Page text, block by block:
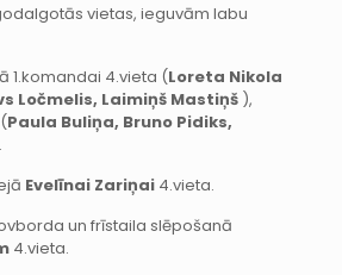
vietas, ieguvām labu
1.komandai 4.vieta (Loreta Nikola
Ločmelis, Laimiņš Mastiņš),
Paula Buliņa, Bruno Pidiks,
Evelīnai Zariņai4.vieta.
un frīstaila slēpošanā
4.vieta.